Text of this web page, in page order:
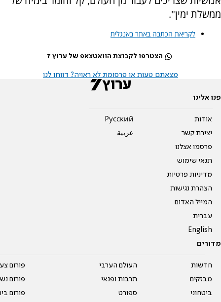
ממשלת ימין".
לקריאת הכתבה באתר באנגלית
הצטרפו לקבוצת הוואטצאפ של ערוץ 7
מצאתם טעות או פרסומת לא ראויה? דווחו לנו
פנו אלינו
אודות
יצירת קשר
פרסמו אצלנו
תנאי שימוש
מדיניות פרטיות
הצהרת נגישות
המייל האדום
עברית
English
Pусский
عربية
מדורים
חדשות
מבזקים
ביטחוני
העולם הערבי
תרבות ופנאי
ספורט
פורום
פורום
פורום